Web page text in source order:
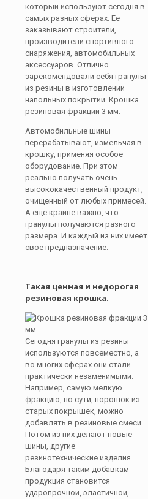
который используют сегодня в
самых разных сферах. Ее
заказывают строители,
производители спортивного
снаряжения, автомобильных
аксессуаров. Отлично
зарекомендовали себя гранулы
из резины в изготовлении
напольных покрытий. Крошка
резиновая фракции 3 мм.
Автомобильные шины
перерабатывают, измельчая в
крошку, применяя особое
оборудование. При этом
реально получать очень
высококачественный продукт,
очищенный от любых примесей.
А еще крайне важно, что
гранулы получаются разного
размера. И каждый из них имеет
свое предназначение.
Такая ценная и недорогая
резиновая крошка.
Сегодня гранулы из резины
используются повсеместно, а
во многих сферах они стали
практически незаменимыми.
Например, самую мелкую
фракцию, по сути, порошок из
старых покрышек, можно
добавлять в резиновые смеси.
Потом из них делают новые
шины, другие
резинотехнические изделия.
Благодаря таким добавкам
продукция становится
ударопрочной, эластичной,